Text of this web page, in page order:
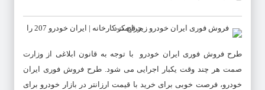
طرحفروش فوری ایران خودرو
با توجه به قانون ابلاغی از وزارت
صمت هر چند وقت یکبار اجرایی می شود. طرحفروش فوری ایران
خودرو، فرصت خوبی برای خرید با قیمت ارزانتر در بازار خودرو برای